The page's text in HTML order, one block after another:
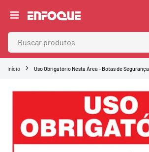
para
ConteúdoVISUAL
Início Uso Obrigatório Nesta Área - Botas de Segurança